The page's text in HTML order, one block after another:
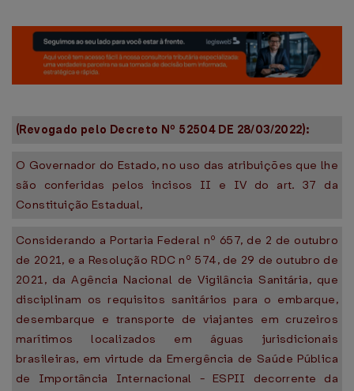
(Revogado pelo Decreto Nº 52504 DE 28/03/2022):
O Governador do Estado, no uso das atribuições que lhe
são conferidas pelos incisos II e IV do art. 37 da
Constituição Estadual,
Considerando a Portaria Federal nº 657, de 2 de outubro
de 2021, e a Resolução RDC nº 574, de 29 de outubro de
2021, da Agência Nacional de Vigilância Sanitária, que
disciplinam os requisitos sanitários para o embarque,
desembarque e transporte de viajantes em cruzeiros
marítimos localizados em águas jurisdicionais
brasileiras, em virtude da Emergência de Saúde Pública
de Importância Internacional - ESPII decorrente da